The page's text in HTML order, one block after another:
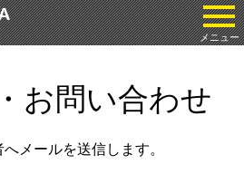
メニュー
お問い合わせ
メールを送信します。